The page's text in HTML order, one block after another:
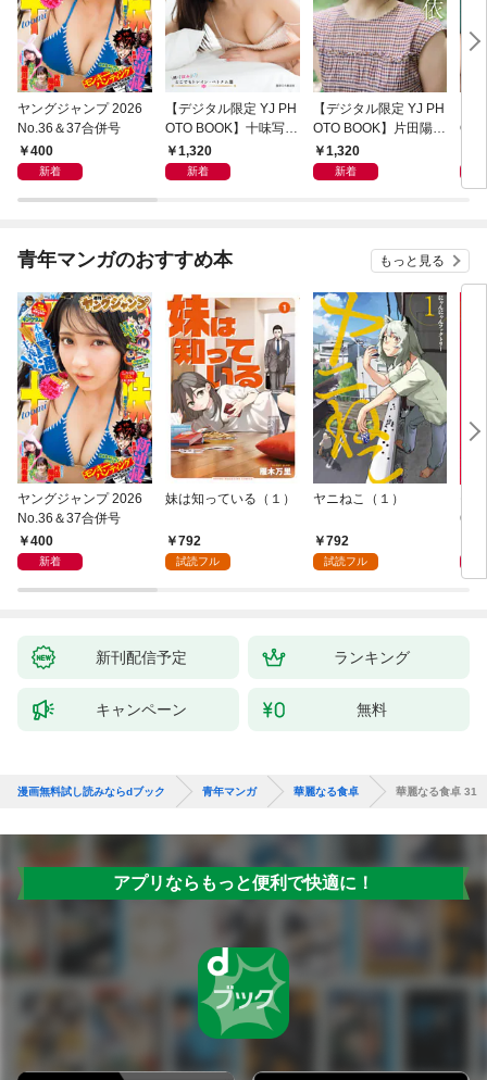
ヤングジャンプ 2026
No.36＆37合併号
400
新着
【デジタル限定 YJ PH
OTO BOOK】十味写真
集「続・『ぽみ』！？
どこでもトレイン・ベ
1,320
新着
【デジタル限定 YJ PH
OTO BOOK】片田陽依
写真集「羽色日和」
1,320
新着
リ」
青年マンガのおすすめ本 もっと見る
ヤングジャンプ 2026
No.36＆37合併号
400
新着
妹は知っている（１）
792
試読フル
ヤニねこ（１）
792
試読フル
6・
新刊配信予定 ランキング
キャンペーン 無料
漫画無料試し読みならdブック 青年マンガ 華麗なる食卓 華麗なる食卓 31
アプリならもっと便利で快適に！